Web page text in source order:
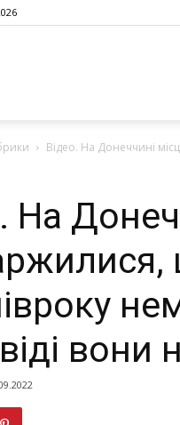
Відео. На Донеччині
На
вони